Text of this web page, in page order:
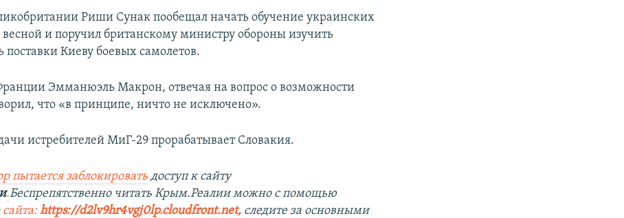
Риши Сунак пообещал начать обучение украинских
и поручил британскому министру обороны изучить
поставки Киеву боевых самолетов.
Эмманюэль Макрон, отвечая на вопрос о возможности
что «в принципе, ничто не исключено».
истребителей МиГ-29 прорабатывает Словакия.
пытается заблокировать доступ к сайту
.Беспрепятственно читать Крым.Реалии можно с помощью
сайта:https://d2lv9hr4vgj0lp.cloudfront.net, следите за основными